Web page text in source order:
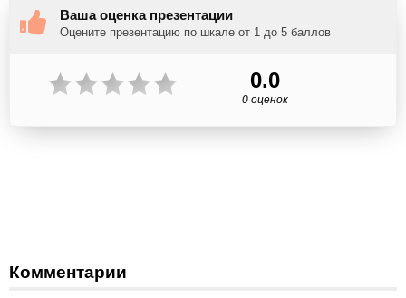
Ваша оценка презентации
Оцените презентацию по шкале от 1 до 5 баллов
0.0
0 оценок
Комментарии